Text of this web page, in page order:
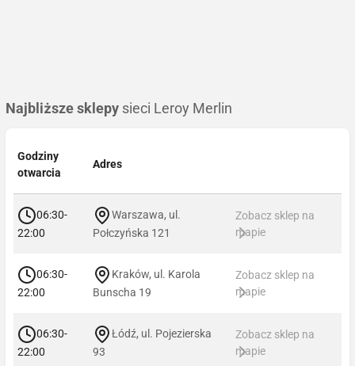
Najbliższe sklepy sieci Leroy Merlin
Godziny
otwarcia
Adres
06:30-
22:00
Warszawa, ul.
Połczyńska 121
Zobacz sklep na
mapie
06:30-
22:00
Kraków, ul. Karola
Bunscha 19
Zobacz sklep na
mapie
06:30-
22:00
Łódź, ul. Pojezierska
93
Zobacz sklep na
mapie